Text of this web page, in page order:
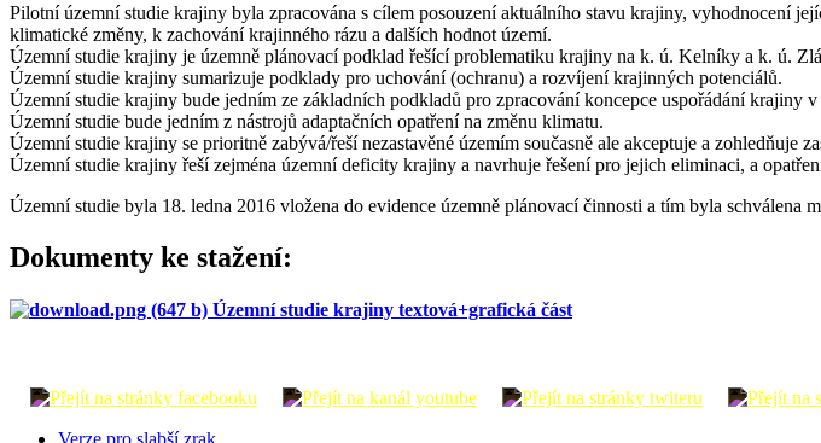
Pilotní územní studie krajiny byla zpracována s cílem posouzení aktuálního stavu krajiny, vyhodnocení
klimatické změny, k zachování krajinného rázu a dalších hodnot území.
Územní studie krajiny je územně plánovací podklad řešící problematiku krajiny na k. ú. Kelníky a k. ú.
Územní studie krajiny sumarizuje podklady pro uchování (ochranu) a rozvíjení krajinných potenciálů.
Územní studie krajiny bude jedním ze základních podkladů pro zpracování koncepce uspořádání krajiny v
Územní studie bude jedním z nástrojů adaptačních opatření na změnu klimatu.
Územní studie krajiny se prioritně zabývá/řeší nezastavěné územím současně ale akceptuje a zohledňuje
Územní studie krajiny řeší zejména územní deficity krajiny a navrhuje řešení pro jejich eliminaci, a
Územní studie byla 18. ledna 2016 vložena do evidence územně plánovací činnosti a tím byla schválena
Dokumenty ke stažení:
Územní studie krajiny textová+grafická část